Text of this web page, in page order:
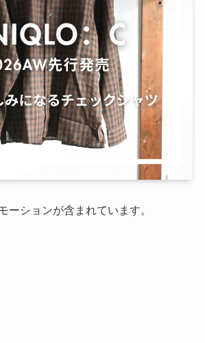
ーションが含まれています。